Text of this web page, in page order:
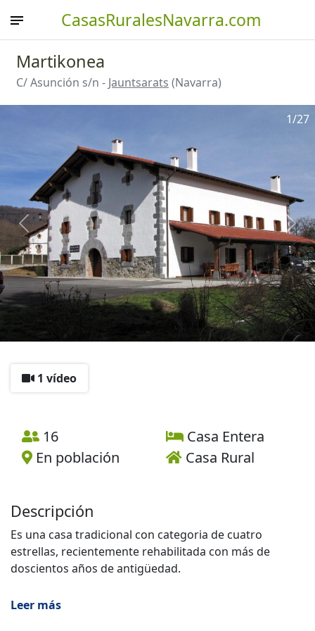
CasasRuralesNavarra.com
Martikonea
C/ Asunción s/n - Jauntsarats (Navarra)
Anterior
1/27
1 vídeo
16
Casa Entera
En población
Casa Rural
Descripción
Es una casa tradicional con categoria de cuatro
estrellas, recientemente rehabilitada con más de
doscientos años de antigüedad.
La casa consta de tres plantas:
Leer más